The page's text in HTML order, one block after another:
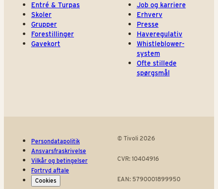
Entré & Turpas
Skoler
Grupper
Forestillinger
Gavekort
Job og karriere
Erhverv
Presse
Haveregulativ
Whistleblower-
system
Ofte stillede
spørgsmål
Persondatapolitik
Ansvarsfraskrivelse
Vilkår og betingelser
Fortryd aftale
Cookies
© Tivoli 2026
CVR: 10404916
EAN: 5790001899950